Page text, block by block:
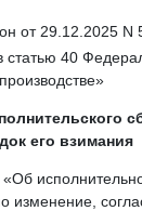
от 29.12.2025
40
его взимания
изменение,